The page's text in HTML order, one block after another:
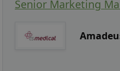
Senior Marketing